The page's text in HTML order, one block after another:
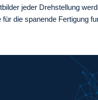
jeder Drehstellung
die spanende Fertigung